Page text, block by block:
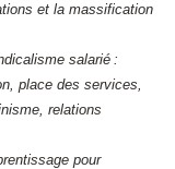
et la massification
salarié :
place des services,
relations
pour